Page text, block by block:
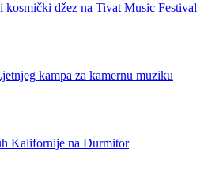
kosmički džez na Tivat Music Festival
kampa za kamernu muziku
Kalifornije na Durmitor